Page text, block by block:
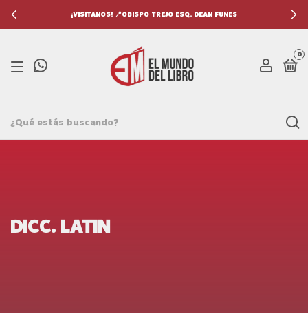
¡VISITANOS! 📍OBISPO TREJO ESQ. DEAN FUNES
0
DICC. LATIN